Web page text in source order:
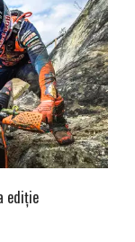
ediție